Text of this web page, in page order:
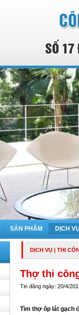
SẢN PHẨM DỊCH VỤ
DỊCH VỤ | THI
Thợ thi
Tin đăng ngày: 20/4/
Tìm thợ ốp lát gạch